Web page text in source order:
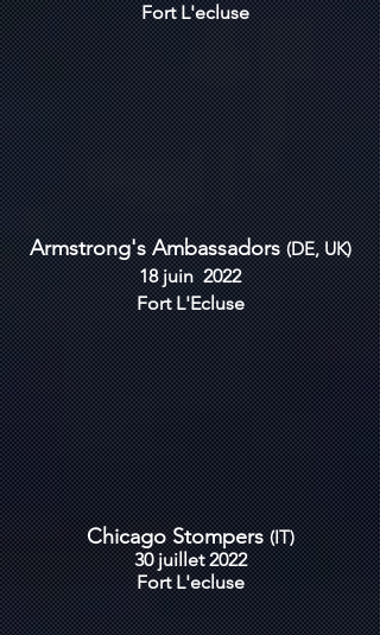
FortL'ecluse
Armstrong's Ambassadors (DE, UK)
18 juin 2022
Fort L'Ecluse
Chicago Stompers(IT)
30 juillet 2022
FortL'ecluse